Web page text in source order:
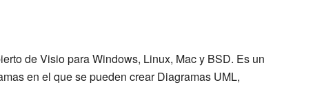
de Visio para Windows, Linux, Mac y BSD. Es un
en el que se pueden crear Diagramas UML,